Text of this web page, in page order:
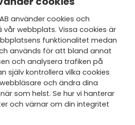
tagit del av Ekoappens
och
och tar gärna del
hälsotips och exklusiva
via min e-post.
använder cookies och
vår webbplats. Vissa cookies är
funktionalitet medan
används för att bland annat
och analysera trafiken på
själv kontrollera vilka cookies
och ändra dina
som helst. Se hur vi hanterar
och värnar om din integritet